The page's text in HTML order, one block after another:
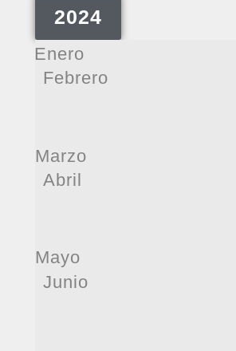
2024
Enero
Febrero
Marzo
Abril
Mayo
Junio